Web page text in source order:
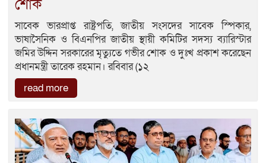
শোক
সাবেক ভারপ্রাপ্ত রাষ্ট্রপতি, জাতীয় সংসদের সাবেক স্পিকার,
ভাষাসৈনিক ও বিএনপির জাতীয় স্থায়ী কমিটির সদস্য ব্যারিস্টার
জমির উদ্দিন সরকারের মৃত্যুতে গভীর শোক ও দুঃখ প্রকাশ করেছেন
প্রধানমন্ত্রী তারেক রহমান। রবিবার (১২
read more